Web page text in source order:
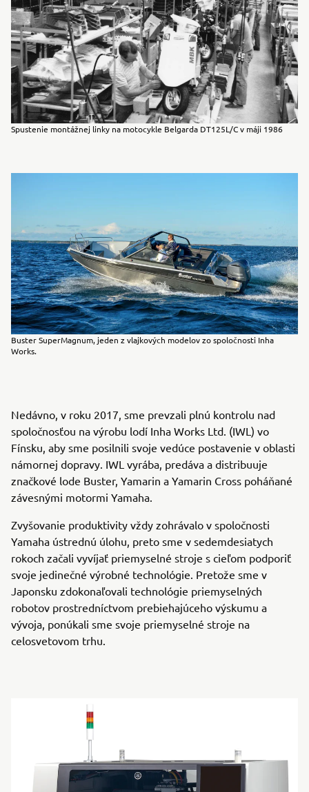
Spustenie montážnej linky na motocykle Belgarda DT125L/C v máji 1986
Buster SuperMagnum, jeden z vlajkových modelov zo spoločnosti Inha
Works.
Nedávno, v roku 2017, sme prevzali plnú kontrolu nad
spoločnosťou na výrobu lodí Inha Works Ltd. (IWL) vo
Fínsku, aby sme posilnili svoje vedúce postavenie v oblasti
námornej dopravy. IWL vyrába, predáva a distribuuje
značkové lode Buster, Yamarin a Yamarin Cross poháňané
závesnými motormi Yamaha.
Zvyšovanie produktivity vždy zohrávalo v spoločnosti
Yamaha ústrednú úlohu, preto sme v sedemdesiatych
rokoch začali vyvíjať priemyselné stroje s cieľom podporiť
svoje jedinečné výrobné technológie. Pretože sme v
Japonsku zdokonaľovali technológie priemyselných
robotov prostredníctvom prebiehajúceho výskumu a
vývoja, ponúkali sme svoje priemyselné stroje na
celosvetovom trhu.